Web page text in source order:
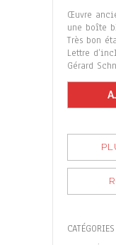
Œuvre
une boîte
Très bon
Lettre
Gérard